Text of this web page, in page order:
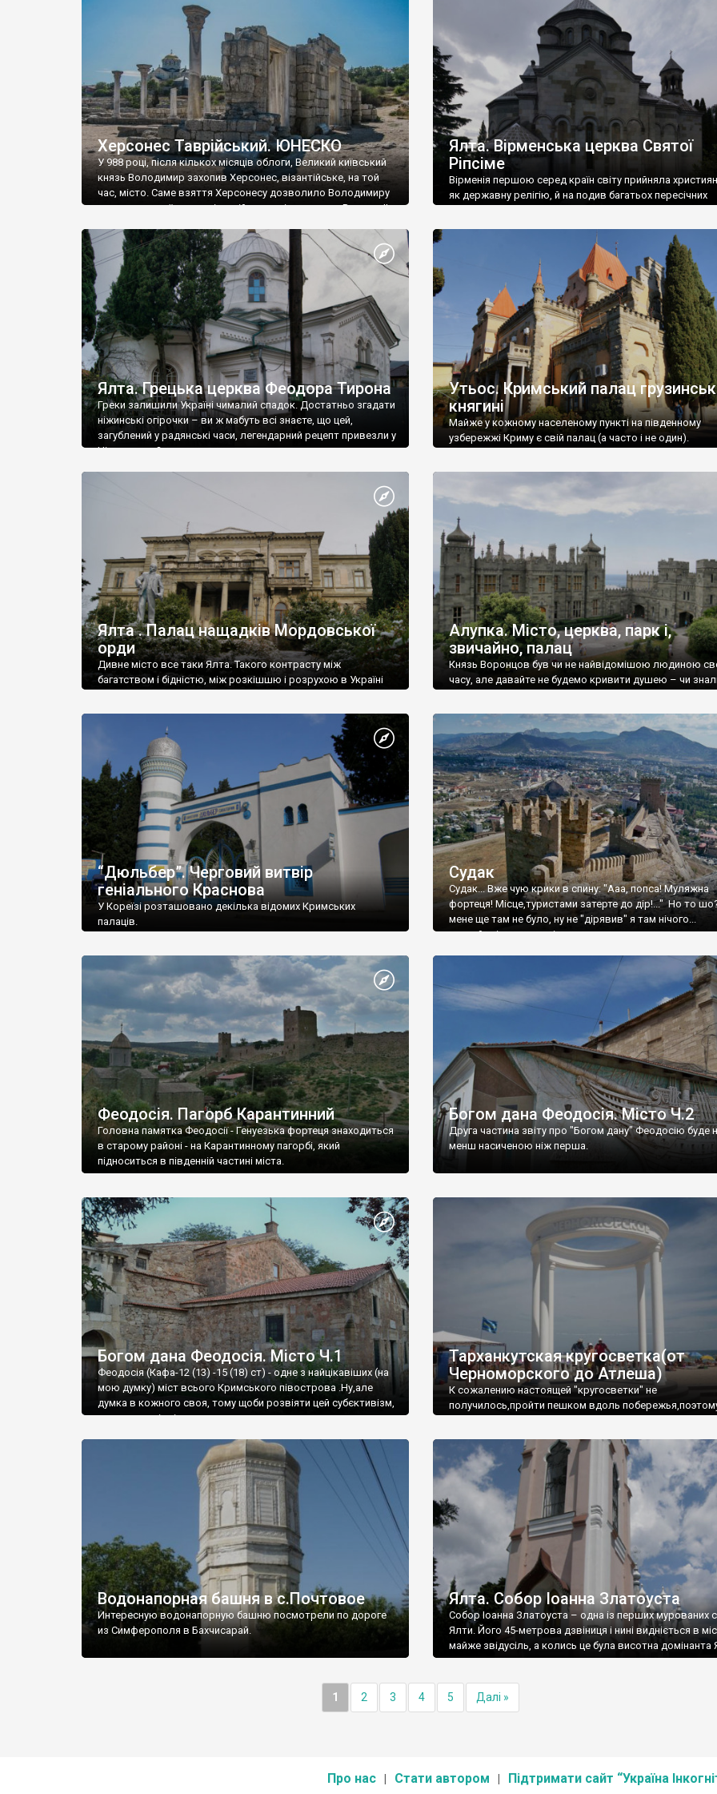
візантійської доби. Раритети викрадені з фондів об’єкту
культурної спадщини ЮНЕСКО «Херсонеса Таврійського».
Офіційно – на виставку «Золото Візантії», але експерти та
влада в Україні вважають це лише […]
називаються «повстяками» (postaki)…” “Вино. Крим
виробляє відмінне вино і його вдосталь: воно все
легке біле і дуже […]
Херсонес Таврійський. ЮНЕСКО
У 988 році, після кількох місяців облоги, Великий київський
князь Володимир захопив Херсонес, візантійське, на той
час, місто. Саме взяття Херсонесу дозволило Володимиру
диктувати свої умови візантійському імператору Василю ІІ,
Херсонесі Володимир-язичник, став Василем-
християнином. А потім було Хрещення Русі. На честь
Херсонесу Таврійського названо місто […]
Ялта. Вірменська церква Святої
Ріпсіме
Вірменія першою серед країн світу прийняла
як державну релігію, й на подив багатьох пересічних
Ялта. Грецька церква Феодора Тирона
Греки залишили Україні чималий спадок. Достатньо згадати
ніжинські огірочки – ви ж мабуть всі знаєте, що цей,
загублений у радянські часи, легендарний рецепт привезли у
Ніжин греки?
Утьос. Кримський палац
княгині
Майже у кожному населеному пункті на південному
узбережжі Криму є свій палац (а часто і не один).
Ялта . Палац нащадків Мордовської
орди
Дивне місто все таки Ялта. Такого контрасту між
багатством і бідністю, між розкішшю і розрухою в Україні
Алупка. Місто, церква, парк і,
звичайно, палац
Князь Воронцов був чи не найвідомішою людиною
часу, але давайте не будемо кривити душею – чи
“Дюльбер”. Черговий витвір
геніального Краснова
У Кореїзі розташовано декілька відомих Кримських
палаців.
Судак
Судак... Вже чую крики в спину: "Ааа, попса! Муляжна
фортеця! Місце,туристами затерте до дір!..." Но то
мене ще там не було, ну не "дірявив" я там нічого...
принаймні до цього літа.
Феодосія. Пагорб Карантинний
Головна памятка Феодосії - Генуезька фортеця знаходиться
в старому районі - на Карантинному пагорбі, який
підноситься в південній частині міста.
Богом дана Феодосія. Місто Ч.2
Друга частина звіту про "Богом дану" Феодосію буде
менш насиченою ніж перша.
Богом дана Феодосія. Місто Ч.1
Феодосія (Кафа-12 (13) -15 (18) ст) - одне з найцікавіших (на
мою думку) міст всього Кримського півострова .Ну,але
думка в кожного своя, тому щоби розвіяти цей субєктивізм,
запрошую відвідати це
Тарханкутская кругосветка(от
Черноморского до Атлеша)
К сожалению настоящей "кругосветки" не
получилось,пройти пешком вдоль
Водонапорная башня в с.Почтовое
Интересную водонапорную башню посмотрели по дороге
из Симферополя в Бахчисарай.
Ялта. Собор Іоанна Златоуста
Собор Іоанна Златоуста – одна із перших мурованих
Ялти. Його 45-метрова дзвіниця і нині видніється в
майже звідусіль, а колись це була висотна домінанта
1 2 3 4 5 Далі »
Про нас Стати автором Підтримати сайт “Україна